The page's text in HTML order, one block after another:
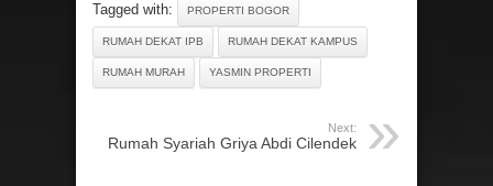
Tagged with: PROPERTI BOGOR
RUMAH DEKAT IPB RUMAH DEKAT KAMPUS
RUMAH MURAH YASMIN PROPERTI
Next:
Rumah Syariah Griya Abdi Cilendek